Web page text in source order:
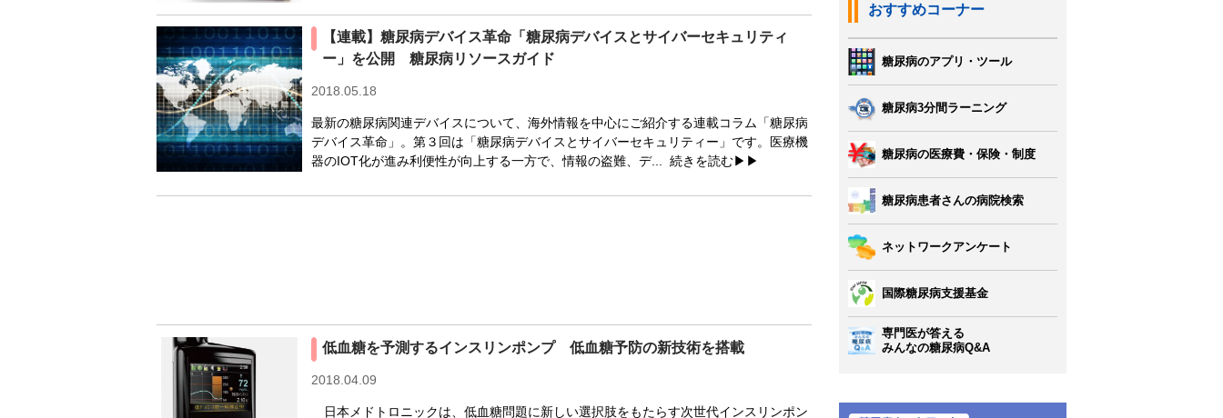
【連載】糖尿病デバイス革命「糖尿病デバイスとサイバーセキュリティ
ー」を公開 糖尿病リソースガイド
2018.05.18
最新の糖尿病関連デバイスについて、海外情報を中心にご紹介する連載コラム「糖尿病
デバイス革命」。第３回は「糖尿病デバイスとサイバーセキュリティー」です。医療機
器のIOT化が進み利便性が向上する一方で、情報の盗難、デ... 続きを読む▶▶
低血糖を予測するインスリンポンプ 低血糖予防の新技術を搭載
2018.04.09
日本メドトロニックは、低血糖問題に新しい選択肢をもたらす次世代インスリンポン
おすすめコーナー
糖尿病のアプリ・ツール
糖尿病3分間ラーニング
糖尿病の医療費・保険・制度
糖尿病患者さんの病院検索
ネットワークアンケート
国際糖尿病支援基金
専門医が答える
みんなの糖尿病Q&A